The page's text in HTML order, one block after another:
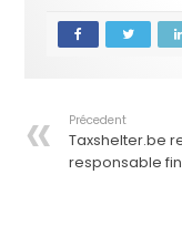
Précedent
Taxshelter.be
responsable